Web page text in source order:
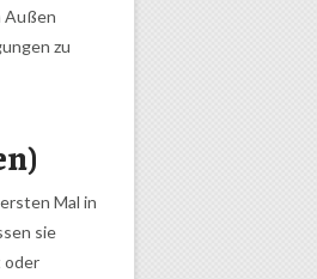
Außen
zu
Mal in
sie
oder